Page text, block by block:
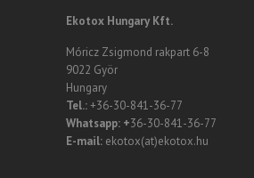
Ekotox Hungary Kft.
Móricz Zsigmond rakpart 6-8
9022 Györ
Hungary
Tel.:+36-30-841-36-77
Whatsapp: +36-30-841-36-77
E-mail: ekotox(at)ekotox.hu